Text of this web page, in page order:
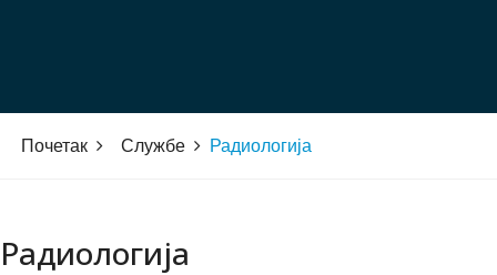
Почетак Службе Радиологија
Радиологија